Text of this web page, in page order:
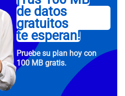
de datos
gratuitos
te esperan!
Pruebe su plan hoy con
100 MB gratis.